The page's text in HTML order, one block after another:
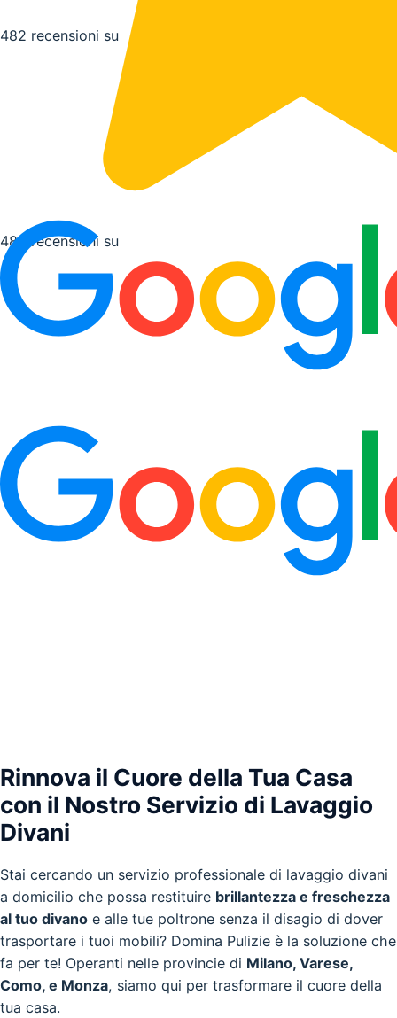
482 recensioni su
482 recensioni su
Rinnova il Cuore della Tua Casa
con il Nostro Servizio di Lavaggio
Divani
Stai cercando un servizio professionale di lavaggio divani
a domicilio che possa restituire brillantezza e freschezza
al tuo divano e alle tue poltrone senza il disagio di dover
trasportare i tuoi mobili? Domina Pulizie è la soluzione che
fa per te! Operanti nelle provincie di Milano, Varese,
Como, e Monza, siamo qui per trasformare il cuore della
tua casa.